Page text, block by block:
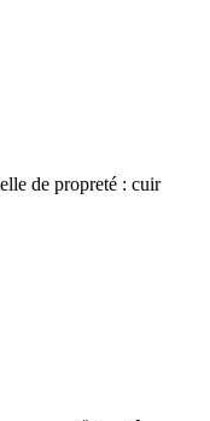
de propreté : cuir